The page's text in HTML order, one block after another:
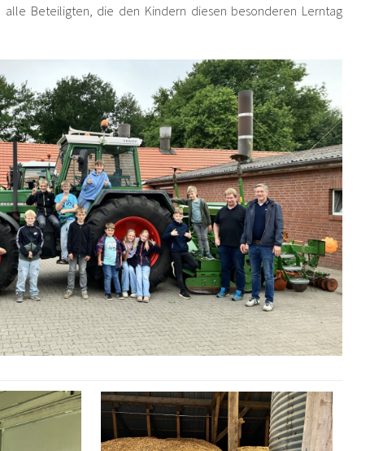
alle Beteiligten, die den Kindern diesen besonderen Lerntag